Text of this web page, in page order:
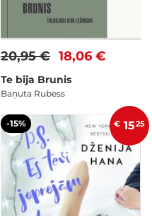
18,06 €
20,95 €
Te bija Brunis
Baņuta Rubess
-15% € 1525